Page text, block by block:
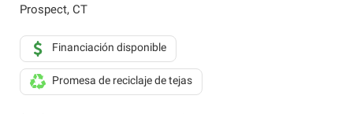
Prospect, CT
Financiación disponible
Promesa de reciclaje de tejas